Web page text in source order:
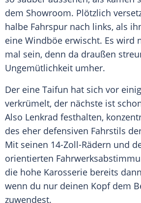
dem Showroom. Plötzlich
halbe Fahrspur nach links, als
eine Windböe erwischt. Es wird
mal sein, denn da draußen
Ungemütlichkeit umher.
Der eine Taifun hat sich vor
verkrümelt, der nächste ist
Also Lenkrad festhalten,
des eher defensiven Fahrstils
Mit seinen 14-Zoll-Rädern und
orientierten
die hohe Karosserie bereits
wenn du nur deinen Kopf dem
zuwendest.